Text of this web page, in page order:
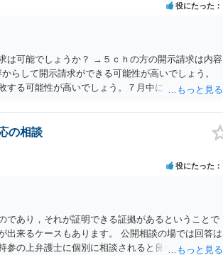
役にたった
は可能でしょうか？ →５ｃｈの方の開示請求は内容
らして開示請求ができる可能性が高いでしょう。
する可能性が高いでしょう。７月中にアカウントが
ょうか？ →訴訟外の交渉で相手方が認めれば負担さ
は、実際の弁護士費用が認められる場合と認められ
の相談
役にたった
であり，それが証明できる証拠があるということで
出来るケースもあります。 公開相談の場では回答は
参の上弁護士に個別に相談されると良いでしょう。